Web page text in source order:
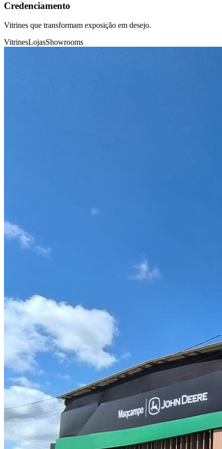
Credenciamento
Vitrines que transformam exposição em desejo.
VitrinesLojasShowrooms